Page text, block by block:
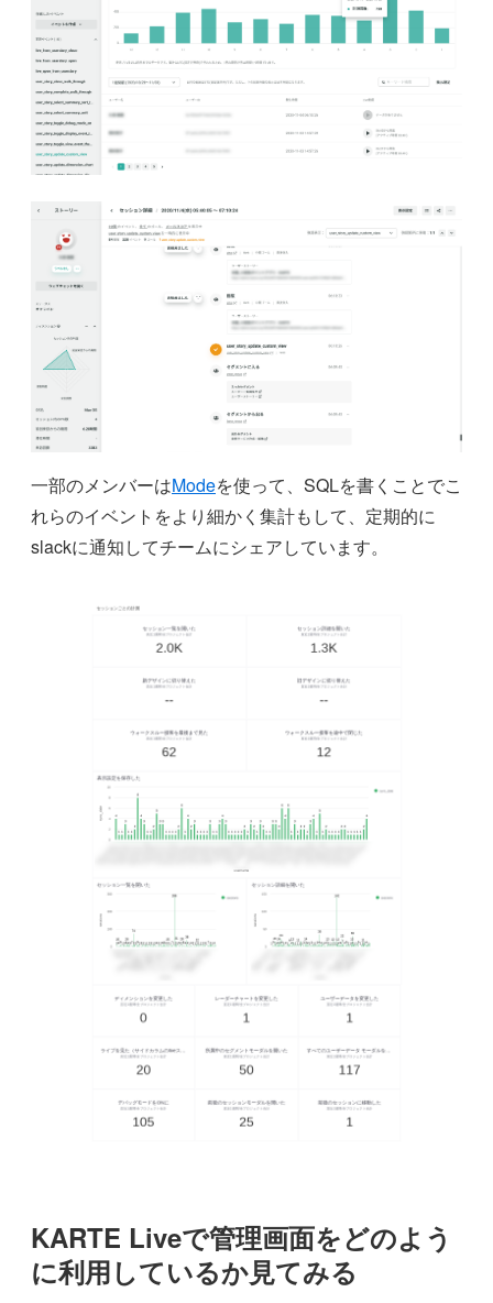
一部のメンバーはModeを使って、SQLを書くことでこ
れらのイベントをより細かく集計もして、定期的に
slackに通知してチームにシェアしています。
KARTE Liveで管理画面をどのよう
に利用しているか見てみる